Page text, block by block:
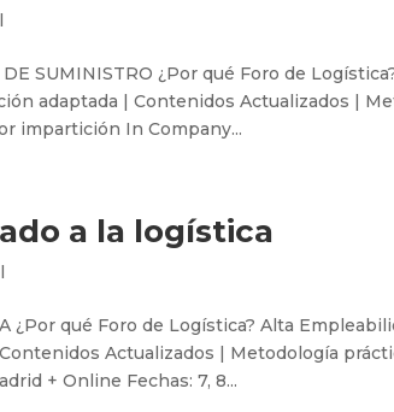
DE SUMINISTRO ¿Por qué Foro de
adaptada | Contenidos Actualizados |
impartición In Company...
a la logística
¿Por qué Foro de Logística? Alta
Actualizados | Metodología
+ Online Fechas: 7, 8...